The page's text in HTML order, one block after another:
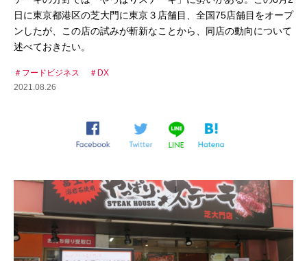
日に東京都港区の芝大門に東京３店舗目、全国75店舗目をオープ
ンしたが、この店の試みが斬新なことから、同店の動向について
述べておきたい。
フードビジネス
DX
2021.08.26